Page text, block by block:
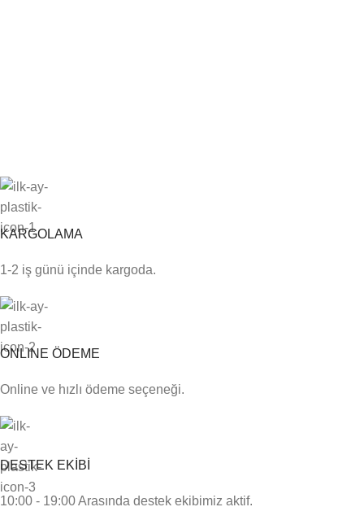
KARGOLAMA
1-2 iş günü içinde kargoda.
ONLINE ÖDEME
Online ve hızlı ödeme seçeneği.
DESTEK EKİBİ
10:00 - 19:00 Arasında destek ekibimiz aktif.